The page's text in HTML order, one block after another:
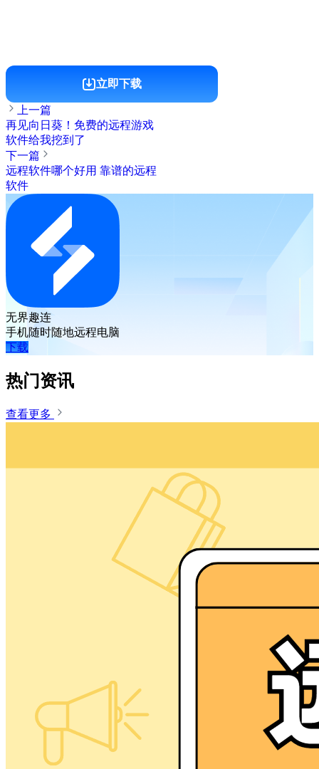
立即下载
上一篇
再见向日葵！免费的远程游戏
软件给我挖到了
下一篇
远程软件哪个好用 靠谱的远程
软件
无界趣连
手机随时随地远程电脑
下载
热门资讯
查看更多